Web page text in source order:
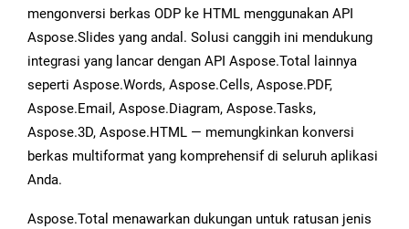
mengonversi berkas ODP ke HTML menggunakan API
Aspose.Slides yang andal. Solusi canggih ini mendukung
integrasi yang lancar dengan API Aspose.Total lainnya
seperti Aspose.Words, Aspose.Cells, Aspose.PDF,
Aspose.Email, Aspose.Diagram, Aspose.Tasks,
Aspose.3D, Aspose.HTML — memungkinkan konversi
berkas multiformat yang komprehensif di seluruh aplikasi
Anda.
Aspose.Total menawarkan dukungan untuk ratusan jenis